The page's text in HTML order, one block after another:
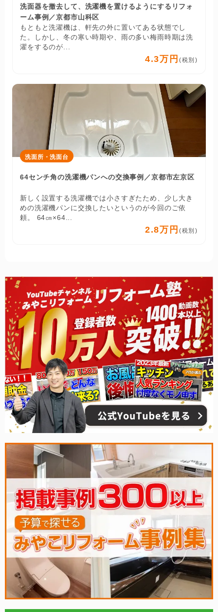
洗面器を撤去して、洗濯機を置けるようにするリフォ
ーム事例／京都市山科区
もともと洗濯機は、軒先の外に置いてある状態でし
た。しかし、冬の寒い時期や、雨の多い梅雨時期は洗
濯をするのが...
4.3万円 (税別)
洗面所・洗面台
64センチ角の洗濯機パンへの交換事例／京都市左京区
新しく設置する洗濯機では小さすぎたため、少し大き
めの洗濯機パンに交換したいというのが今回のご依
頼。 64㎝×64...
2.8万円 (税別)